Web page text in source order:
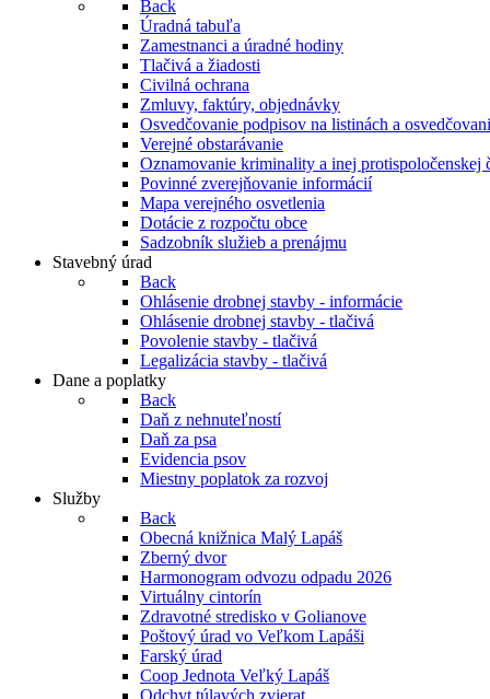
Back
Úradná tabuľa
Zamestnanci a úradné hodiny
Tlačivá a žiadosti
Civilná ochrana
Zmluvy, faktúry, objednávky
Osvedčovanie podpisov na listinách a
Verejné obstarávanie
Oznamovanie kriminality a inej protispoločenskej
Povinné zverejňovanie informácií
Mapa verejného osvetlenia
Dotácie z rozpočtu obce
Sadzobník služieb a prenájmu
Stavebný úrad
Back
Ohlásenie drobnej stavby - informácie
Ohlásenie drobnej stavby - tlačivá
Povolenie stavby - tlačivá
Legalizácia stavby - tlačivá
Dane a poplatky
Back
Daň z nehnuteľností
Daň za psa
Evidencia psov
Miestny poplatok za rozvoj
Služby
Back
Obecná knižnica Malý Lapáš
Zberný dvor
Harmonogram odvozu odpadu 2026
Virtuálny cintorín
Zdravotné stredisko v Golianove
Poštový úrad vo Veľkom Lapáši
Farský úrad
Coop Jednota Veľký Lapáš
Odchyt túlavých zvierat